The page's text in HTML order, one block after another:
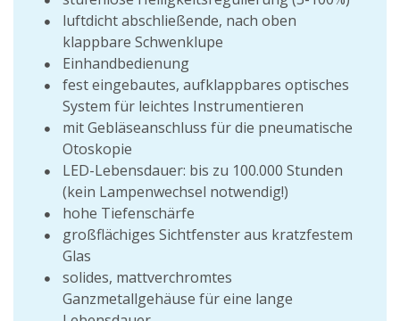
luftdicht abschließende, nach oben
klappbare Schwenklupe
Einhandbedienung
fest eingebautes, aufklappbares optisches
System für leichtes Instrumentieren
mit Gebläseanschluss für die pneumatische
Otoskopie
LED-Lebensdauer: bis zu 100.000 Stunden
(kein Lampenwechsel notwendig!)
hohe Tiefenschärfe
großflächiges Sichtfenster aus kratzfestem
Glas
solides, mattverchromtes
Ganzmetallgehäuse für eine lange